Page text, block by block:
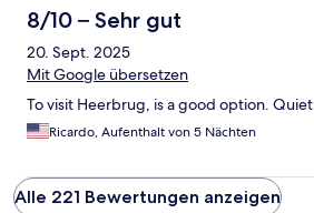
8/10 – Sehr gut
20. Sept. 2025
Mit Google übersetzen
To visit Heerbrug, is a good option. Quiet
Ricardo, Aufenthalt von 5 Nächten
Alle 221 Bewertungen anzeigen